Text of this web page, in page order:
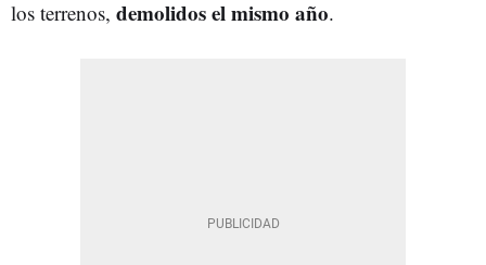
los terrenos, demolidos el mismo año.